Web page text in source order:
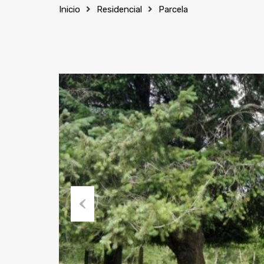
Inicio Residencial Parcela
Previous